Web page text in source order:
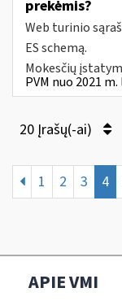
prekėmis?
Web turinio
ES schemą.
Mokesčių
PVM nuo 2021
20 Įrašų(-ai)
1 2 3 4
APIE VMI